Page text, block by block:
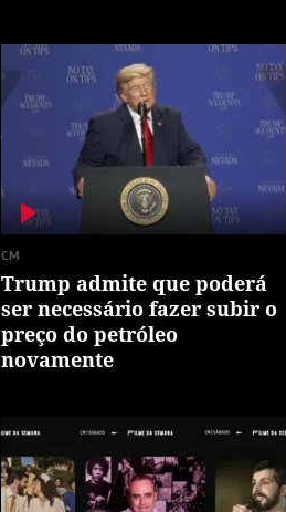
CM
Trump admite que poderá
ser necessário fazer subir o
preço do petróleo
novamente